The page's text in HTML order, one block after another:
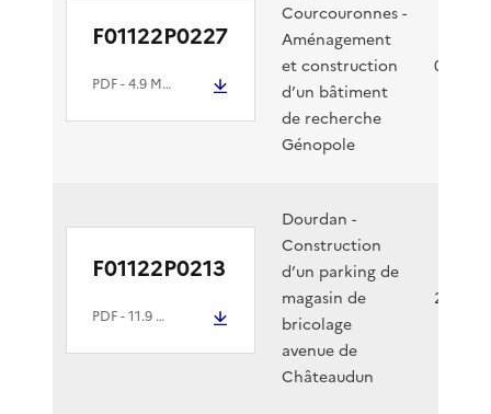
F01122P0227
PDF- 4.9 Mio
Courcouronnes -
Aménagement
et construction
d’un bâtiment
de recherche
Génopole
07/11/
F01122P0213
PDF- 11.9 Mio
Dourdan -
Construction
d’un parking de
magasin de
bricolage
avenue de
Châteaudun
28/10/